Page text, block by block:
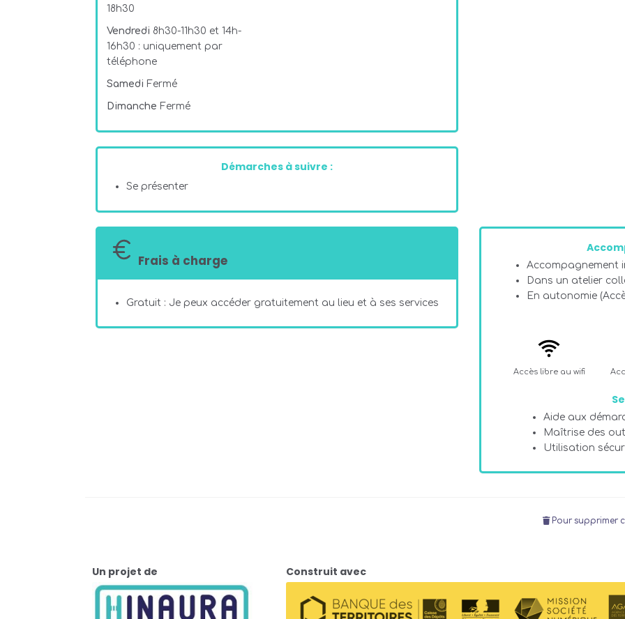
18h30
Vendredi 8h30-11h30 et 14h-
16h30 : uniquement par
téléphone
Samedi Fermé
Dimanche Fermé
Démarches à suivre :
Se présenter
Frais à charge
Gratuit : Je peux accéder gratuitement au lieu et à ses services
Accompagnement
Dans un atelier
En autonomie
Accès libre au wifi
Aide aux
Maîtrise des
Utilisation
Pour supprimer
Un projet de Construit avec